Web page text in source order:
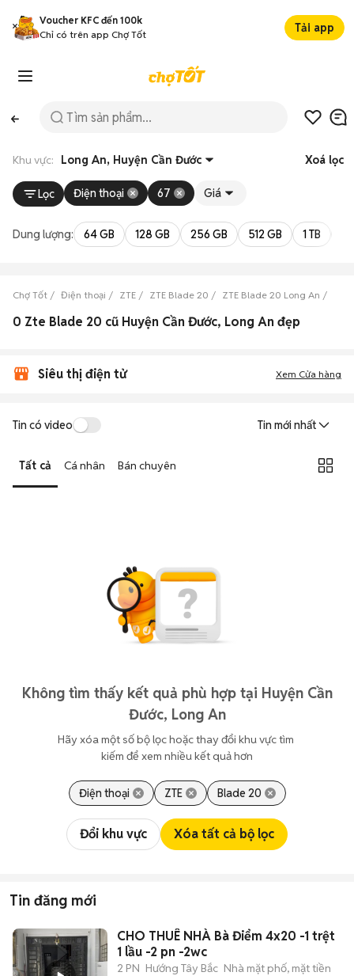
Voucher KFC đến 100k
Chỉ có trên app Chợ Tốt
Tải app
Khu vực: Long An, Huyện Cần Đước Xoá lọc
Lọc Điện thoại 67 Giá
Dung lượng: 64 GB 128 GB 256 GB 512 GB 1 TB
Chợ Tốt Điện thoại ZTE ZTE Blade 20 ZTE Blade 20 Long An
0 Zte Blade 20 cũ Huyện Cần Đước, Long An đẹp
Siêu thị điện tử Xem Cửa hàng
Tin có video Tin mới nhất
Tất cả Cá nhân Bán chuyên
Không tìm thấy kết quả phù hợp tại Huyện Cần
Đước, Long An
Hãy xóa một số bộ lọc hoặc thay đổi khu vực tìm
kiếm để xem nhiều kết quả hơn
Điện thoại ZTE Blade 20
Đổi khu vực Xóa tất cả bộ lọc
Tin đăng mới
CHO THUÊ NHÀ Bà Điểm 4x20 -1 trệt
1 lầu -2 pn -2wc
2 PN Hướng Tây Bắc Nhà mặt phố, mặt tiền